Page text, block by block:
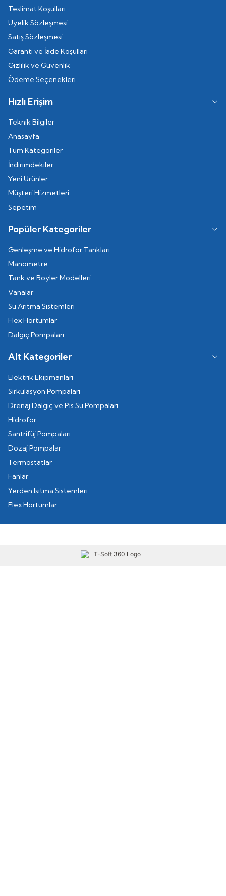
Teslimat Koşulları
Üyelik Sözleşmesi
Satış Sözleşmesi
Garanti ve İade Koşulları
Gizlilik ve Güvenlik
Ödeme Seçenekleri
Hızlı Erişim
Teknik Bilgiler
Anasayfa
Tüm Kategoriler
İndirimdekiler
Yeni Ürünler
Müşteri Hizmetleri
Sepetim
Popüler Kategoriler
Genleşme ve Hidrofor Tankları
Manometre
Tank ve Boyler Modelleri
Vanalar
Su Arıtma Sistemleri
Flex Hortumlar
Dalgıç Pompaları
Alt Kategoriler
Elektrik Ekipmanları
Sirkülasyon Pompaları
Drenaj Dalgıç ve Pis Su Pompaları
Hidrofor
Santrifüj Pompaları
Dozaj Pompalar
Termostatlar
Fanlar
Yerden Isıtma Sistemleri
Flex Hortumlar